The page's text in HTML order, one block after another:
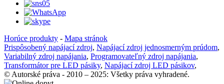
Horúce produkty - Mapa stránok
Prispôsobený napájací zdroj, Napájací zdroj jednosmerným prúdom,
Variabilný zdroj napájania, Programovateľný zdroj napájania,
Transformátor pre LED pásiky, Napájací zdroj LED pásikov,
© Autorské práva - 2010 – 2025: Všetky práva vyhradené.